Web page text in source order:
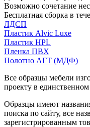
Возможно сочетание
Бесплатная сборка в
ЛДСП
Пластик Alvic Luxe
Пластик HPL
Пленка ПВХ
Полотно АГТ (МДФ)
Все образцы мебели
проекту в единственном
Образцы имеют
поиска по сайту, все
зарегистрированным